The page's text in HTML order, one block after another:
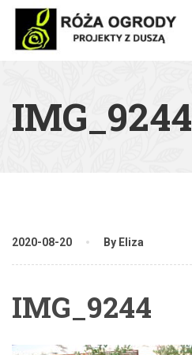
IMG_9244
2020-08-20 By Eliza
IMG_9244